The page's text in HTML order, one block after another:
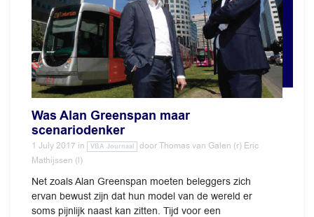
Was Alan Greenspan maar
scenariodenker
1 July 2017 in VBA Journaal doorThomas van Galen (r) Eric
Mathijssen (l)
Net zoals Alan Greenspan moeten beleggers zich
ervan bewust zijn dat hun model van de wereld er
soms pijnlijk naast kan zitten. Tijd voor een